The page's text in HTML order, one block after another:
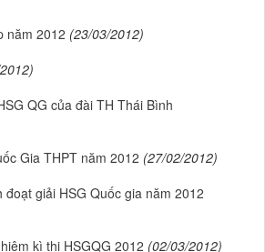
năm 2012 (23/03/2012)
QG của đài TH Thái Bình
Gia THPT năm 2012 (27/02/2012)
đoạt giải HSG Quốc gia năm 2012
kì thi HSGQG 2012 (02/03/2012)